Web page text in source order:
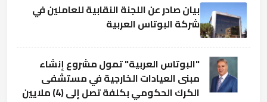
بيان صادر عن اللجنة النقابية للعاملين في
شركة البوتاس العربية
"البوتاس العربية" تمول مشروع إنشاء
مبنى العيادات الخارجية في مستشفى
الكرك الحكومي بكلفة تصل إلى (4) ملايين